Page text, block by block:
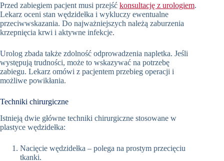
Przed zabiegiem pacjent musi przejść konsultację z urologiem.
Lekarz oceni stan wędzidełka i wykluczy ewentualne
przeciwwskazania. Do najważniejszych należą zaburzenia
krzepnięcia krwi i aktywne infekcje.
Urolog zbada także zdolność odprowadzenia napletka. Jeśli
występują trudności, może to wskazywać na potrzebę
zabiegu. Lekarz omówi z pacjentem przebieg operacji i
możliwe powikłania.
Techniki chirurgiczne
Istnieją dwie główne techniki chirurgiczne stosowane w
plastyce wędzidełka:
Nacięcie wędzidełka – polega na prostym przecięciu
tkanki.